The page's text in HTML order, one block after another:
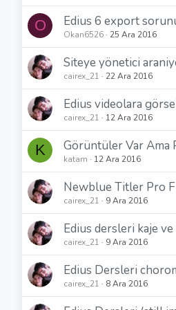
O Edius 6 export
Okan6526 25 Ara 2016
Siteye yönetici
cairex_21 22 Ara 2016
Edius videolara
cairex_21 12 Ara 2016
K Görüntüler Var Ama
katam 12 Ara 2016
Newblue Titler Pro
cairex_21 9 Ara 2016
Edius dersleri kaje
cairex_21 9 Ara 2016
Edius Dersleri
cairex_21 8 Ara 2016